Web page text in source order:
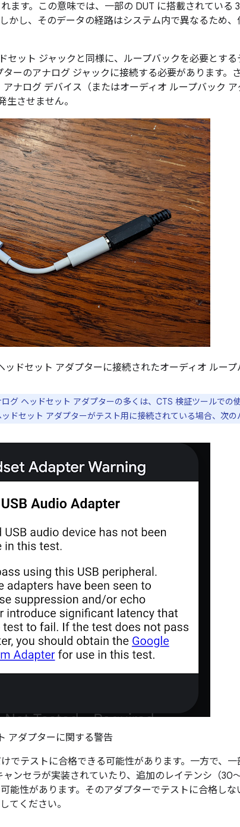
ます。この意味では、一部の DUT に搭載されている
かし、そのデータの経路はシステム内で異なるため
セット ジャックと同様に、ループバックを必要とする
ターのアナログ ジャックに接続する必要があります。
ナログ デバイス（またはオーディオ ループバック ア
生させません。
ッドセット アダプターに接続されたオーディオ ルー
グ ヘッドセット アダプターの多くは、CTS 検証ツールでの
ドセット アダプターがテスト用に接続されている場合、次の
アダプターに関する警告
でテストに合格できる可能性があります。 一方で、
ャンセラが実装されていたり、追加のレイテンシ（30
能性があります。そのアダプターでテストに合格しな
てください。